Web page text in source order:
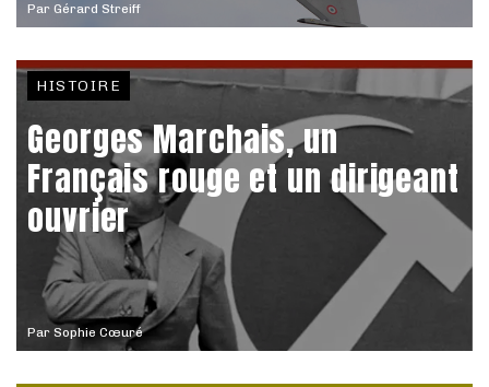
Par Gérard Streiff
Par Sophie Cœuré
HISTOIRE
Georges Marchais, un
Français rouge et un dirigeant
ouvrier